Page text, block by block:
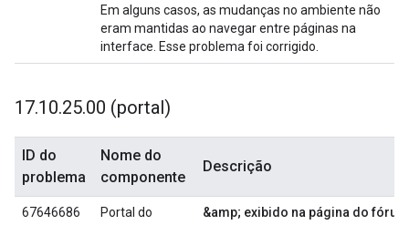
Em alguns casos, as mudanças no ambiente não
eram mantidas ao navegar entre páginas na
interface. Esse problema foi corrigido.
17.10.25.00 (portal)
ID do
problema
Nome do
componente
Descrição
67646686
Portal do
&amp; exibido na página do fórum